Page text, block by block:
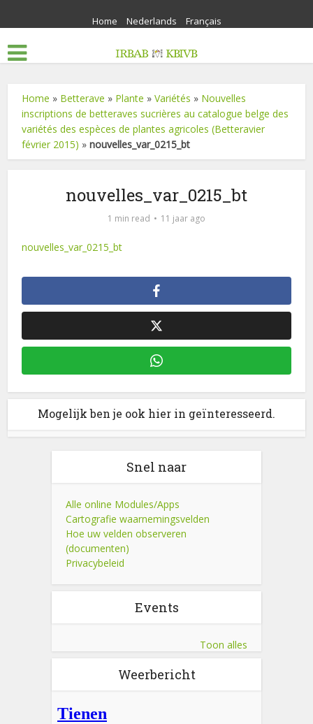
Home Nederlands Français
Home » Betterave » Plante »Variétés » Nouvelles
inscriptions de betteraves sucrières au catalogue belge des
variétés des espèces de plantes agricoles (Betteravier
février 2015) »nouvelles_var_0215_bt
nouvelles_var_0215_bt
1 min read 11 jaar ago
nouvelles_var_0215_bt
Mogelijk ben je ook hier in geïnteresseerd.
Snel naar
Alle online Modules/Apps
Cartografie waarnemingsvelden
Hoe uw velden observeren
(documenten)
Privacybeleid
Events
Toon alles
Weerbericht